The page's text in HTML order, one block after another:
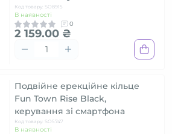
Код товару: SO8915
В наявності
0
2 159.00 ₴
Подвійне ерекційне кільце
Fun Town Rise Black,
керування зі смартфона
Код товару: SO5747
В наявності